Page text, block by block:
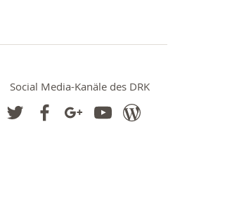
Social Media-Kanäle des DRK